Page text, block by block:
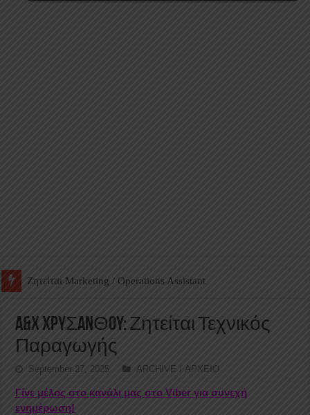
Ζητείται Βοηθός Αποθήκης σε Φαρμακείο
A&X XPYΣANΘOY: Ζητείται Τεχνικός
Παραγωγής
September 27, 2025 ARCHIVE / ΑΡΧΕΙΟ
Γίνε μέλος στο κανάλι μας στο Viber για συνεχή
ενημέρωση!